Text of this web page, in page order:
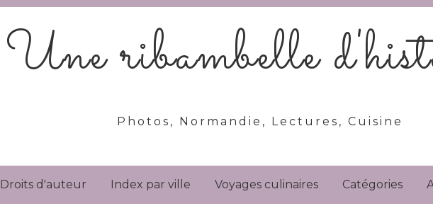
Une ribambelle
Photos, Normandie, Lectures, Cuisine
Droits d'auteur Index par ville Voyages culinaires Catégories